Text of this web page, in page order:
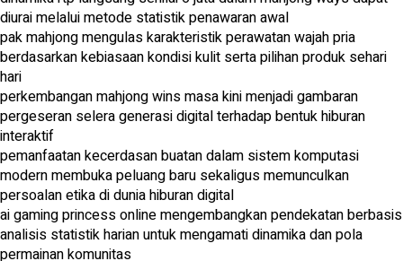
diurai melalui metode statistik penawaran awal
pak mahjong mengulas karakteristik perawatan wajah pria
berdasarkan kebiasaan kondisi kulit serta pilihan produk sehari
hari
perkembangan mahjong wins masa kini menjadi gambaran
pergeseran selera generasi digital terhadap bentuk hiburan
interaktif
pemanfaatan kecerdasan buatan dalam sistem komputasi
modern membuka peluang baru sekaligus memunculkan
persoalan etika di dunia hiburan digital
ai gaming princess online mengembangkan pendekatan berbasis
analisis statistik harian untuk mengamati dinamika dan pola
permainan komunitas